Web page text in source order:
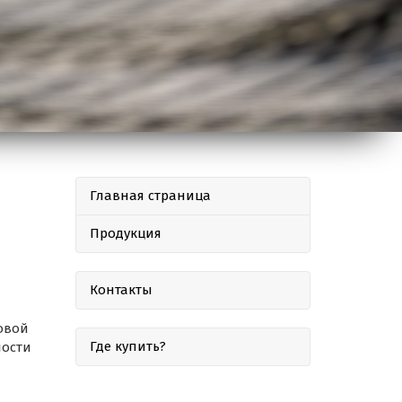
Главная страница
Продукция
Контакты
Где купить?